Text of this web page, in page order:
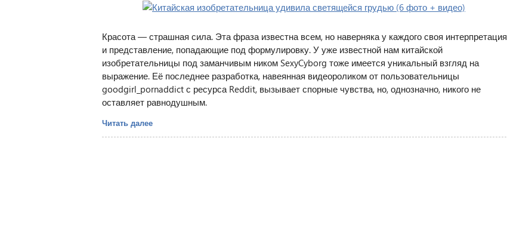
Красота — страшная сила. Эта фраза известна всем, но наверняка у каждого своя интерпретация
и представление, попадающие под формулировку. У уже известной нам китайской
изобретательницы под заманчивым ником SexyCyborg тоже имеется уникальный взгляд на
выражение. Её последнее разработка, навеянная видеороликом от пользовательницы
goodgirl_pornaddict с ресурса Reddit, вызывает спорные чувства, но, однозначно, никого не
оставляет равнодушным.
Читать далее